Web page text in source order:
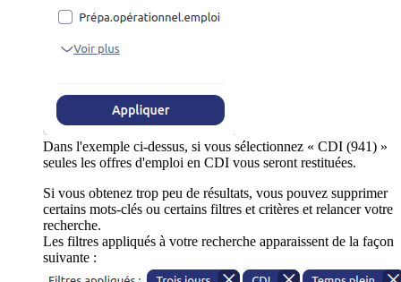
Dans l'exemple ci-dessus, si vous sélectionnez « CDI (941) »
seules les offres d'emploi en CDI vous seront restituées.
Si vous obtenez trop peu de résultats, vous pouvez supprimer
certains mots-clés ou certains filtres et critères et relancer votre
recherche.
Les filtres appliqués à votre recherche apparaissent de la façon
suivante :